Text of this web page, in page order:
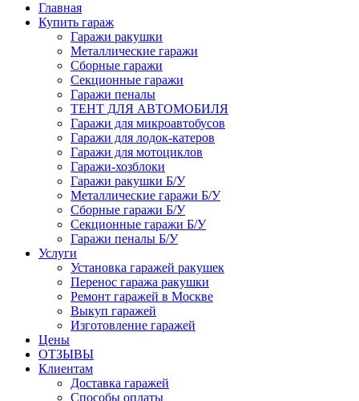
Главная
Купить гараж
Гаражи ракушки
Металлические гаражи
Сборные гаражи
Секционные гаражи
Гаражи пеналы
ТЕНТ ДЛЯ АВТОМОБИЛЯ
Гаражи для микроавтобусов
Гаражи для лодок-катеров
Гаражи для мотоциклов
Гаражи-хозблоки
Гаражи ракушки Б/У
Металлические гаражи Б/У
Сборные гаражи Б/У
Секционные гаражи Б/У
Гаражи пеналы Б/У
Услуги
Установка гаражей ракушек
Перенос гаража ракушки
Ремонт гаражей в Москве
Выкуп гаражей
Изготовление гаражей
Цены
ОТЗЫВЫ
Клиентам
Доставка гаражей
Способы оплаты